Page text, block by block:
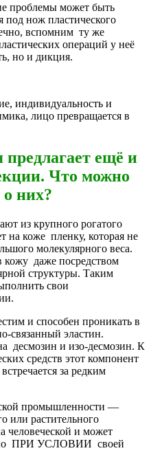
проблемы может быть
под нож пластического
вспомним ту же
операций у неё
но и дикция.
индивидуальность и
лицо превращается в
ещё и
Что можно
о них?
из крупного рогатого
на коже пленку, которая не
молекулярного веса.
кожу даже посредством
структуры. Таким
свои
и способен проникать в
связанный эластин.
десмозин и изо-десмозин. К
средств этот компонент
за редким
промышленности —
или растительного
человеческой и может
но ПРИ УСЛОВИИ своей